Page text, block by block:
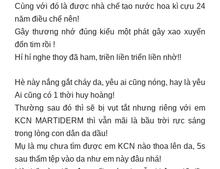
Cùng với đó là được nhà chế tạo nước hoa kì cựu 24
năm điều chế nên!
Gây thương nhớ đúng kiểu một phát gây xao xuyến
đốn tim rồi !
Hí hí nghe thoy đã ham, triền liền triển liền nhờ!!
Hè này nắng gắt cháy da, yêu ai cũng nóng, hay là yêu
Ai cũng có 1 thời huy hoàng!
Thường sau đó thì sẽ bị vụt tắt nhưng riêng với em
KCN MARTIDERM thì vẫn mãi là bầu trời rực sáng
trong lòng con dân da dầu!
Mụ là mụ chưa tìm được em KCN nào thoa lên da, 5s
sau thấm tệp vào da như em này đâu nhá!